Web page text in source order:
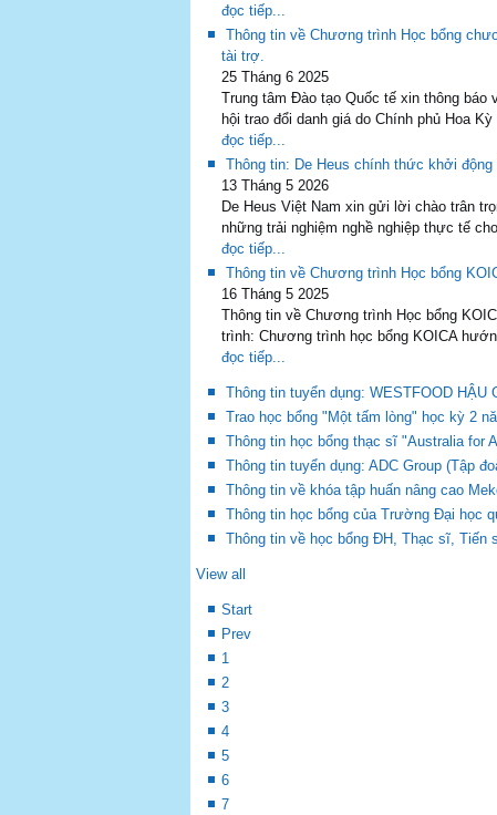
đọc tiếp...
Thông tin về Chương trình Học bổng
tài trợ.
25 Tháng 6 2025
Trung tâm Đào tạo Quốc tế xin thông
hội trao đổi danh giá do Chính phủ Hoa
đọc tiếp...
Thông tin: De Heus chính thức khởi
13 Tháng 5 2026
De Heus Việt Nam xin gửi lời chào trân
những trải nghiệm nghề nghiệp thực tế
đọc tiếp...
Thông tin về Chương trình Học bổng
16 Tháng 5 2025
Thông tin về Chương trình Học bổng
trình: Chương trình học bổng KOICA
đọc tiếp...
Thông tin tuyển dụng: WESTFOOD HẬU
Trao học bổng "Một tấm lòng" học kỳ 2
Thông tin học bổng thạc sĩ "Australia for
Thông tin tuyển dụng: ADC Group (Tập
Thông tin về khóa tập huấn nâng cao
Thông tin học bổng của Trường Đại học
Thông tin về học bổng ĐH, Thạc sĩ, Tiến
View all
Start
Prev
1
2
3
4
5
6
7